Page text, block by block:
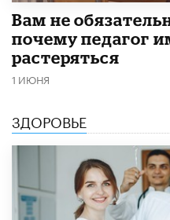
​Вам не
почему педагог
растеряться
1 ИЮНЯ
ЗДОРОВЬЕ